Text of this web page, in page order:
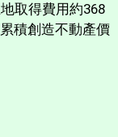
取得費用約368
積創造不動產價